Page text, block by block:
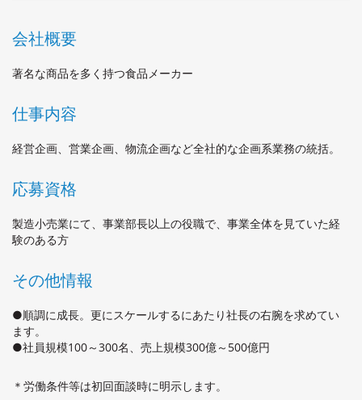
会社概要
著名な商品を多く持つ食品メーカー
仕事内容
経営企画、営業企画、物流企画など全社的な企画系業務の統括。
応募資格
製造小売業にて、事業部長以上の役職で、事業全体を見ていた経
験のある方
その他情報
●順調に成長。更にスケールするにあたり社長の右腕を求めてい
ます。
●社員規模100～300名、売上規模300億～500億円
＊労働条件等は初回面談時に明示します。